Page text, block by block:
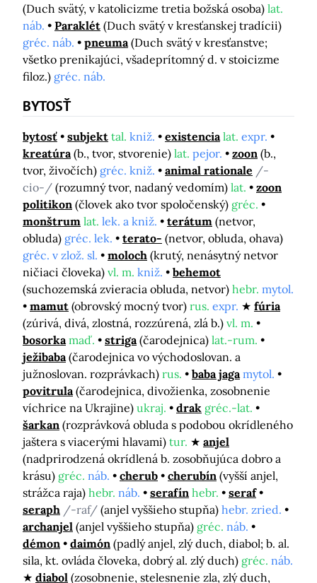
(Duch svätý, v katolicizme tretia božská osoba) lat.
náb.
Paraklét (Duch svätý v kresťanskej tradícii)
gréc. náb.
pneuma (Duch svätý v kresťanstve;
všetko prenikajúci, všadeprítomný d. v stoicizme
filoz.) gréc. náb.
BYTOSŤ
bytosť subjekt tal. kniž. existencia lat. expr.
kreatúra (b., tvor, stvorenie) lat. pejor. zoon (b.,
tvor, živočích) gréc. kniž. animal rationale /-
cio-/ (rozumný tvor, nadaný vedomím) lat.
zoon
politikon (človek ako tvor spoločenský) gréc.
monštrum lat. lek. a kniž. terátum (netvor,
obluda) gréc. lek. terato- (netvor, obluda, ohava)
gréc. v zlož. sl.
moloch (krutý, nenásytný netvor
ničiaci človeka) vl. m. kniž.
behemot
(suchozemská zvieracia obluda, netvor) hebr. mytol.
mamut (obrovský mocný tvor) rus. expr.
fúria
(zúrivá, divá, zlostná, rozzúrená, zlá b.) vl. m.
bosorka maď. striga (čarodejnica) lat.-rum.
ježibaba (čarodejnica vo východoslovan. a
južnoslovan. rozprávkach) rus. baba jaga mytol.
povitrula (čarodejnica, divožienka, zosobnenie
víchrice na Ukrajine) ukraj. drak gréc.-lat.
šarkan (rozprávková obluda s podobou okrídleného
jaštera s viacerými hlavami) tur.
anjel
(nadprirodzená okrídlená b. zosobňujúca dobro a
krásu) gréc. náb. cherub cherubín (vyšší anjel,
strážca raja) hebr. náb. serafín hebr.
seraf
seraph /-raf/ (anjel vyššieho stupňa) hebr. zried.
archanjel (anjel vyššieho stupňa) gréc. náb.
démon
daimón (padlý anjel, zlý duch, diabol; b. al.
sila, kt. ovláda človeka, dobrý al. zlý duch) gréc. náb.
diabol (zosobnenie, stelesnenie zla, zlý duch,